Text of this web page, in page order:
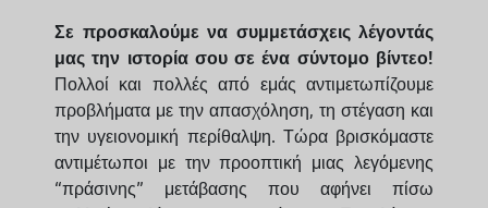
Σε προσκαλούμε να συμμετάσχεις λέγοντάς
μας την ιστορία σου σε ένα σύντομο βίντεο!
Πολλοί και πολλές από εμάς αντιμετωπίζουμε
προβλήματα με την απασχόληση, τη στέγαση και
την υγειονομική περίθαλψη. Τώρα βρισκόμαστε
αντιμέτωποι με την προοπτική μιας λεγόμενης
“πράσινης” μετάβασης που αφήνει πίσω